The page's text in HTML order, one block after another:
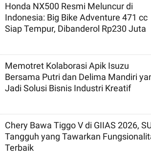
Honda NX500 Resmi Meluncur di
Indonesia: Big Bike Adventure 471 cc
Siap Tempur, Dibanderol Rp230 Juta
Memotret Kolaborasi Apik Isuzu
Bersama Putri dan Delima Mandiri
Jadi Solusi Bisnis Industri Kreatif
Chery Bawa Tiggo V di GIIAS 2026,
Tangguh yang Tawarkan
Terbaik